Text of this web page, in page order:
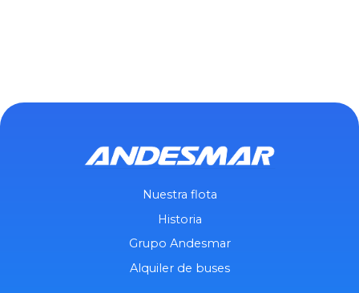
Nuestra flota
Historia
Grupo Andesmar
Alquiler de buses